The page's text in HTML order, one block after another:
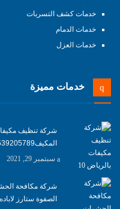
خدمات كشف التسربات
خدمات الدمام
خدمات العزل
خدمات مميزة
المكيف0539205789 تنظيف الوحدات الداخلية والخارجية
سبتمبر 29, 2021
الصفوة ستارز